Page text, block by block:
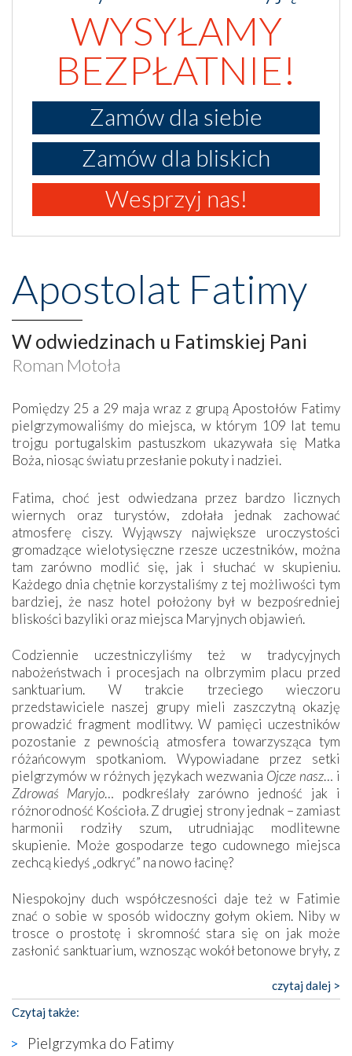
WYSYŁAMY
BEZPŁATNIE!
Zamów dla siebie
Zamów dla bliskich
Wesprzyj nas!
Apostolat Fatimy
W odwiedzinach u Fatimskiej Pani
Roman Motoła
Pomiędzy 25 a 29 maja wraz z grupą Apostołów Fatimy
pielgrzymowaliśmy do miejsca, w którym 109 lat temu
trojgu portugalskim pastuszkom ukazywała się Matka
Boża, niosąc światu przesłanie pokuty i nadziei.
Fatima, choć jest odwiedzana przez bardzo licznych
wiernych oraz turystów, zdołała jednak zachować
atmosferę ciszy. Wyjąwszy największe uroczystości
gromadzące wielotysięczne rzesze uczestników, można
tam zarówno modlić się, jak i słuchać w skupieniu.
Każdego dnia chętnie korzystaliśmy z tej możliwości tym
bardziej, że nasz hotel położony był w bezpośredniej
bliskości bazyliki oraz miejsca Maryjnych objawień.
Codziennie uczestniczyliśmy też w tradycyjnych
nabożeństwach i procesjach na olbrzymim placu przed
sanktuarium. W trakcie trzeciego wieczoru
przedstawiciele naszej grupy mieli zaszczytną okazję
prowadzić fragment modlitwy. W pamięci uczestników
pozostanie z pewnością atmosfera towarzysząca tym
różańcowym spotkaniom. Wypowiadane przez setki
pielgrzymów w różnych językach wezwania Ojcze nasz… i
Zdrowaś Maryjo… podkreślały zarówno jedność jak i
różnorodność Kościoła. Z drugiej strony jednak – zamiast
harmonii rodziły szum, utrudniając modlitewne
skupienie. Może gospodarze tego cudownego miejsca
zechcą kiedyś „odkryć” na nowo łacinę?
Niespokojny duch współczesności daje też w Fatimie
znać o sobie w sposób widoczny gołym okiem. Niby w
trosce o prostotę i skromność stara się on jak może
zasłonić sanktuarium, wznosząc wokół betonowe bryły, z
katolickiego kultu. Tylko co wspólnego z żywą,
autentyczną wiarą mogą mieć płaskie, szare bunkry albo
kaplice, w których Tabernakulum przypomina bardziej
skrzynkę na narzędzia? Albo co powiedzieć o ustawionym
czytaj dalej >
Czytaj także:
Pielgrzymka do Fatimy